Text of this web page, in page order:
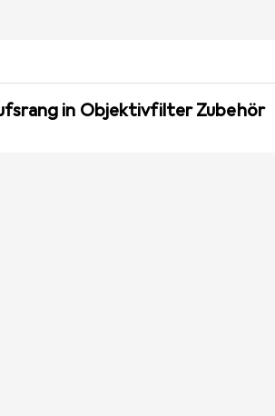
in Objektivfilter Zubehör